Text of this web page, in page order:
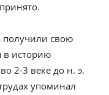
получили свою
в историю
2-3 веке до н. э.
упоминал